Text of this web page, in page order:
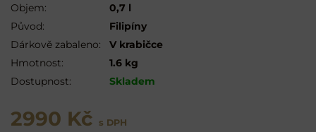
Objem:
0,7 l
Původ:
Filipíny
Dárkově zabaleno:
V krabičce
Hmotnost:
1.6 kg
Dostupnost:
Skladem
2990 Kč s DPH